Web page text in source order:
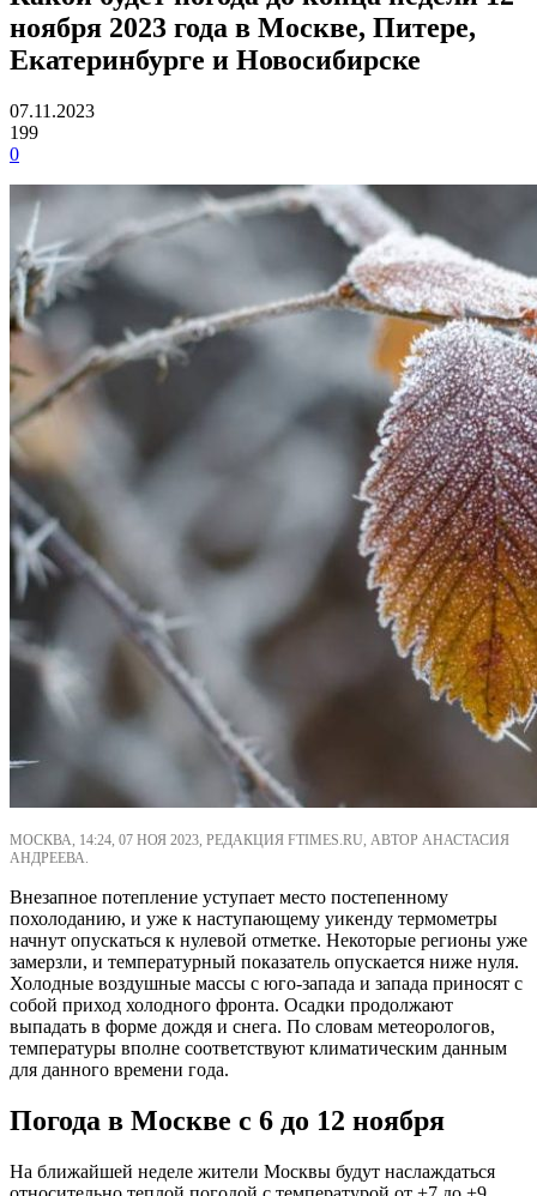
ноября 2023 года в Москве, Питере,
Екатеринбурге и Новосибирске
07.11.2023
199
0
МОСКВА, 14:24, 07 НОЯ 2023, РЕДАКЦИЯ FTIMES.RU, АВТОР АНАСТАСИЯ
АНДРЕЕВА.
Внезапное потепление уступает место постепенному
похолоданию, и уже к наступающему уикенду термометры
начнут опускаться к нулевой отметке. Некоторые регионы уже
замерзли, и температурный показатель опускается ниже нуля.
Холодные воздушные массы с юго-запада и запада приносят с
собой приход холодного фронта. Осадки продолжают
выпадать в форме дождя и снега. По словам метеорологов,
температуры вполне соответствуют климатическим данным
для данного времени года.
Погода в Москве с 6 до 12 ноября
На ближайшей неделе жители Москвы будут наслаждаться